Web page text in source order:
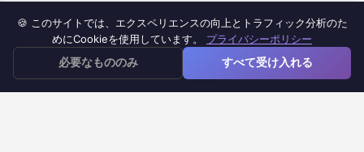
製品
Google Forms iOSアプリ
Google Forms to Doc
🍪 このサイトでは、エクスペリエンスの向上とトラフィック分析のた
めにCookieを使用しています。 プライバシーポリシー
必要なもののみ
すべて受け入れる